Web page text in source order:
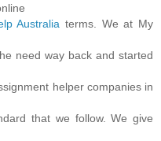
Australia terms. We at My
need way back and started
helper companies in
that we follow. We give